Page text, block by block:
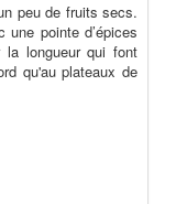
peu de fruits secs.
une pointe d’épices
longueur qui font
qu'au plateaux de